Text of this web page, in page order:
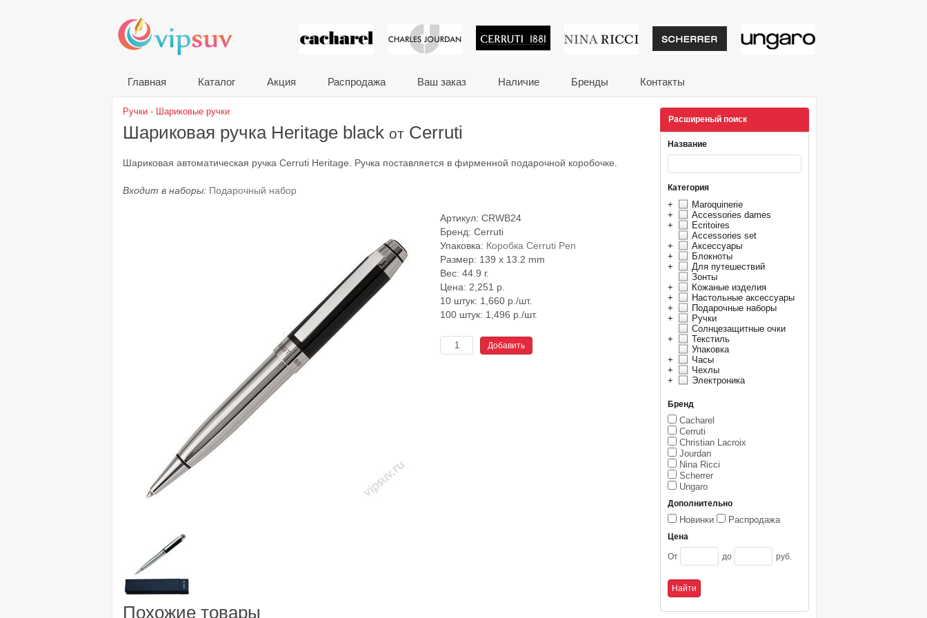
VIP сувениры и корпоративные подарки от
Главная Каталог Акция Распродажа Ваш заказ Наличие Бренды Контакты
Расширеный поиск
Название
Категория
+
Maroquinerie
+
Accessories dames
+
Ecritoires
Accessories set
+
Аксессуары
+
Блокноты
+
Для путешествий
Зонты
+
Кожаные изделия
+
Настольные аксессуары
+
Подарочные наборы
+
Ручки
Солнцезащитные очки
+
Текстиль
Упаковка
+
Часы
+
Чехлы
+
Электроника
Бренд
Cacharel
Cerruti
Christian Lacroix
Jourdan
Nina Ricci
Scherrer
Ungaro
Дополнительно
Новинки Распродажа
Цена
От до руб.
Ручки - Шариковые ручки
Шариковая ручка Heritage black от Cerruti
Шариковая автоматическая ручка Cerruti Heritage. Ручка поставляется в фирменной подарочной коробочке.
Входит в наборы: Подарочный набор
Артикул: CRWB24
Бренд: Cerruti
Упаковка: Коробка Cerruti Pen
Размер: 139 x 13.2 mm
Вес: 44.9 г.
Цена: 2,251 р.
10 штук: 1,660 р./шт.
100 штук: 1,496 р./шт.
Похожие товары